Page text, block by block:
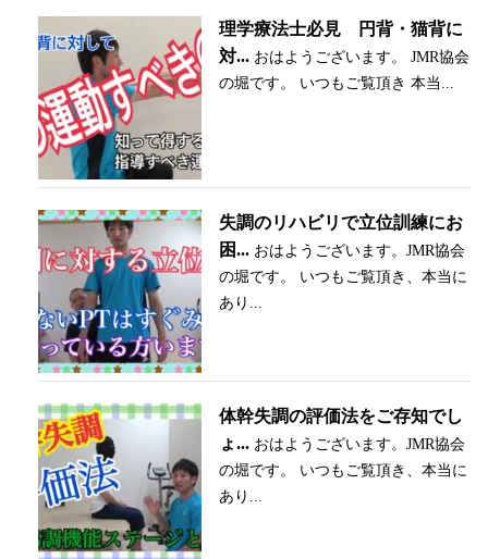
理学療法士必見 円背・猫背に
対... おはようございます。 JMR協会
の堀です。 いつもご覧頂き 本当...
失調のリハビリで立位訓練にお
困... おはようございます。JMR協会
の堀です。 いつもご覧頂き、本当に
あり...
体幹失調の評価法をご存知でし
ょ... おはようございます。JMR協会
の堀です。 いつもご覧頂き、本当に
あり...